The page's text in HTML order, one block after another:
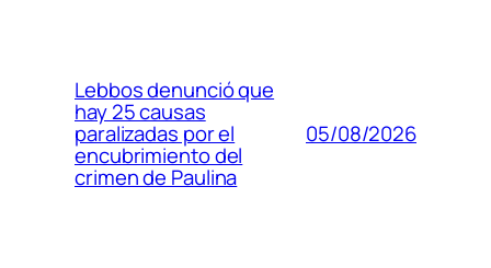
Lebbos denunció que
hay 25 causas
paralizadas por el
encubrimiento del
crimen de Paulina
05/08/2026